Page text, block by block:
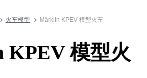
火车模型 Märklin KPEV 模型火车
模型火